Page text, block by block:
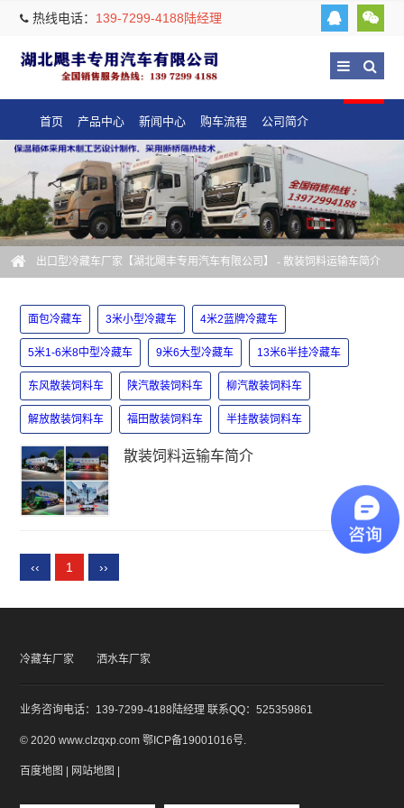
热线电话： 139-7299-4188陆经理
首页 产品中心 新闻中心 购车流程 公司简介
出口型冷藏车厂家【湖北飓丰专用汽车有限公司】 - 散装饲料运输车简介
面包冷藏车 3米小型冷藏车 4米2蓝牌冷藏车
5米1-6米8中型冷藏车 9米6大型冷藏车 13米6半挂冷藏车
东风散装饲料车 陕汽散装饲料车 柳汽散装饲料车
解放散装饲料车 福田散装饲料车 半挂散装饲料车
散装饲料运输车简介
‹‹ 1 ››
冷藏车厂家 洒水车厂家
业务咨询电话：139-7299-4188陆经理 联系QQ：525359861
© 2020 www.clzqxp.com鄂ICP备19001016号.
百度地图 网站地图